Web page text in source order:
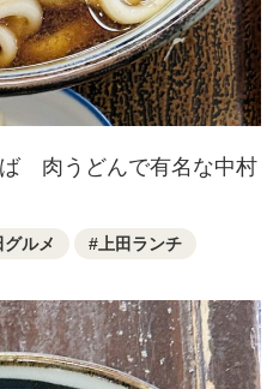
ば 肉うどんで有名な中村
グルメ 上田ランチ